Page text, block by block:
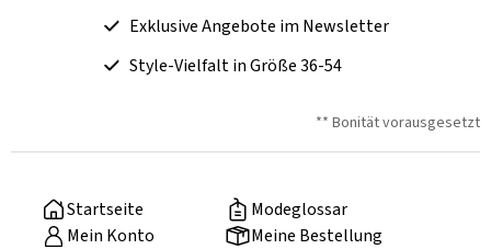
Exklusive Angebote im Newsletter
Style-Vielfalt in Größe 36-54
** Bonität vorausgesetzt
Startseite
Modeglossar
Mein Konto
Meine Bestellung